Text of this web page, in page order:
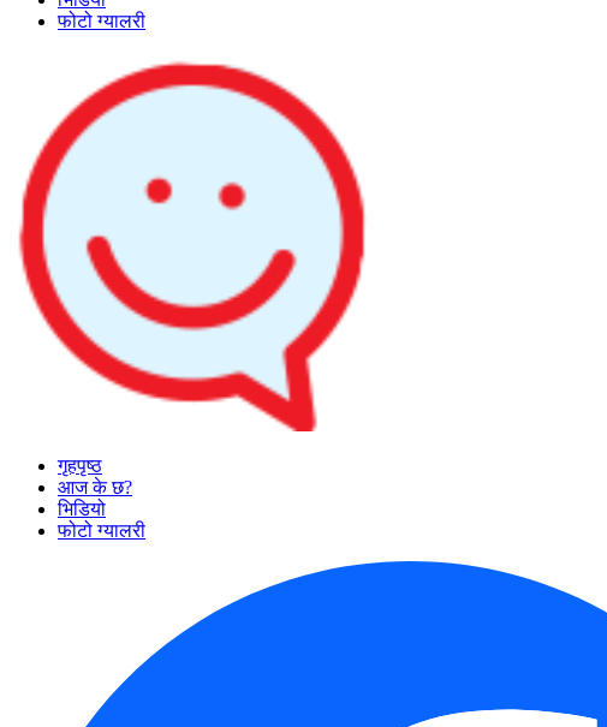
फोटो ग्यालरी
गृहपृष्ठ
आज के छ?
भिडियो
फोटो ग्यालरी